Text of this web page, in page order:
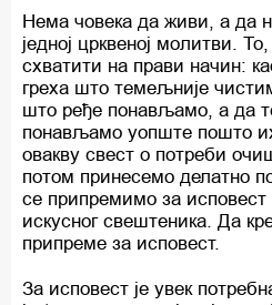
Нема човека да живи, а да
једној црквеној молитви.
схватити на прави начин:
греха што темељније
што ређе понављамо, а да
понављамо уопште пошто
овакву свест о потреби
потом принесемо делатно
се припремимо за
искусног свештеника. Да
припреме за исповест.
За исповест је увек